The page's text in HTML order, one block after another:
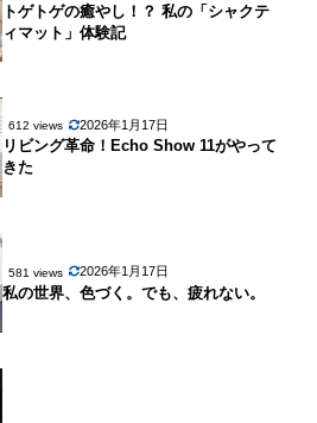
トゲトゲの癒やし！？ 私の「シャクテ
ィマット」体験記
612 views 2026年1月17日
リビング革命！Echo Show 11がやって
きた
581 views 2026年1月17日
私の世界、色づく。でも、疲れない。